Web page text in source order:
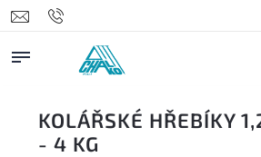
KOLÁŘSKÉ HŘEBÍKY
- 4 KG